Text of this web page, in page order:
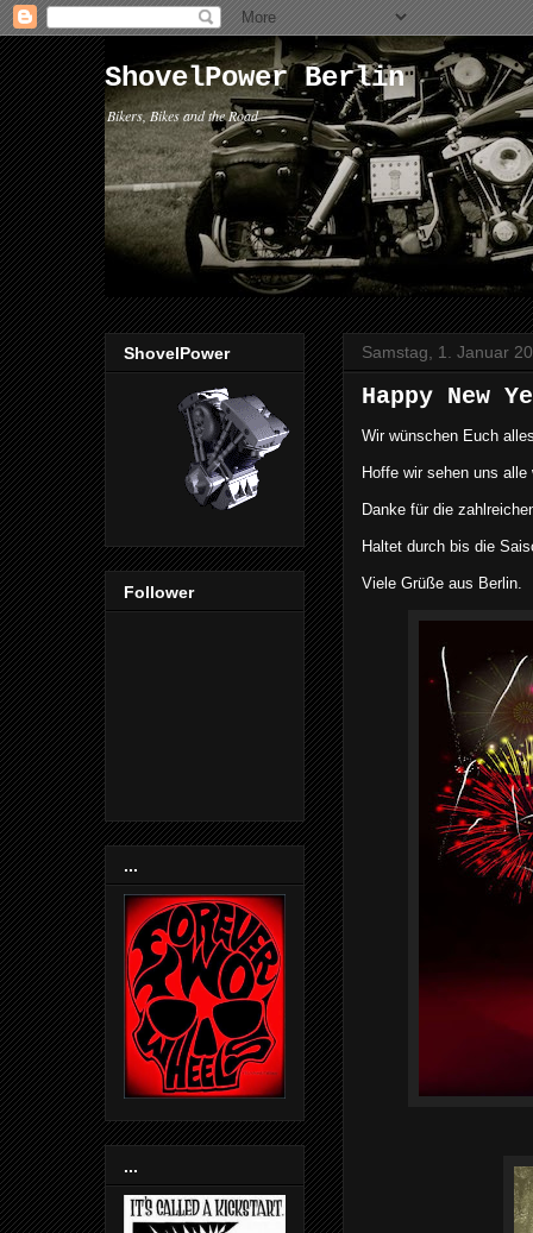
ShovelPower Berlin
Bikers, Bikes and the Road
Samstag, 1. Januar
Happy New
Wir wünschen Euch
Hoffe wir sehen uns alle
Danke für die
Haltet durch bis die
Viele Grüße aus Berlin.
ShovelPower
Follower
...
...